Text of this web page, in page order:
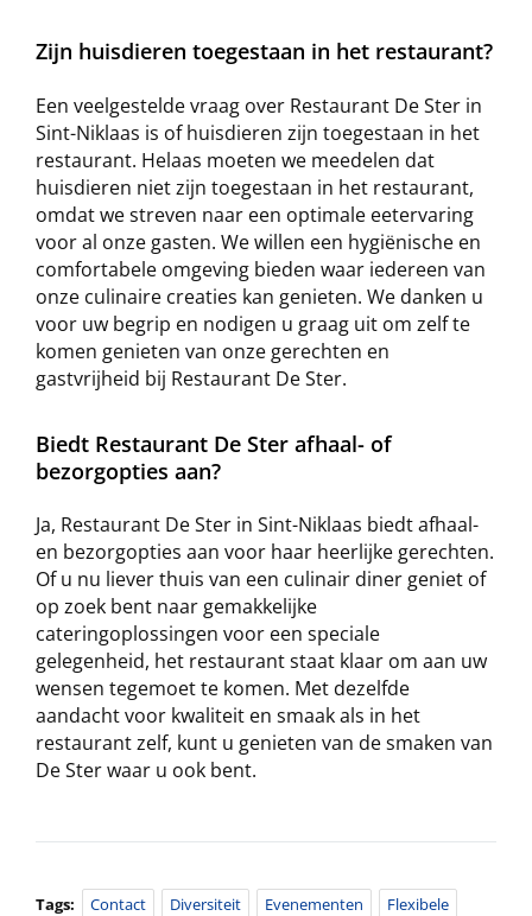
Zijn huisdieren toegestaan in het restaurant?
Een veelgestelde vraag over Restaurant De Ster in
Sint-Niklaas is of huisdieren zijn toegestaan in het
restaurant. Helaas moeten we meedelen dat
huisdieren niet zijn toegestaan in het restaurant,
omdat we streven naar een optimale eetervaring
voor al onze gasten. We willen een hygiënische en
comfortabele omgeving bieden waar iedereen van
onze culinaire creaties kan genieten. We danken u
voor uw begrip en nodigen u graag uit om zelf te
komen genieten van onze gerechten en
gastvrijheid bij Restaurant De Ster.
Biedt Restaurant De Ster afhaal- of
bezorgopties aan?
Ja, Restaurant De Ster in Sint-Niklaas biedt afhaal-
en bezorgopties aan voor haar heerlijke gerechten.
Of u nu liever thuis van een culinair diner geniet of
op zoek bent naar gemakkelijke
cateringoplossingen voor een speciale
gelegenheid, het restaurant staat klaar om aan uw
wensen tegemoet te komen. Met dezelfde
aandacht voor kwaliteit en smaak als in het
restaurant zelf, kunt u genieten van de smaken van
De Ster waar u ook bent.
Tags: Contact Diversiteit Evenementen
Flexibele